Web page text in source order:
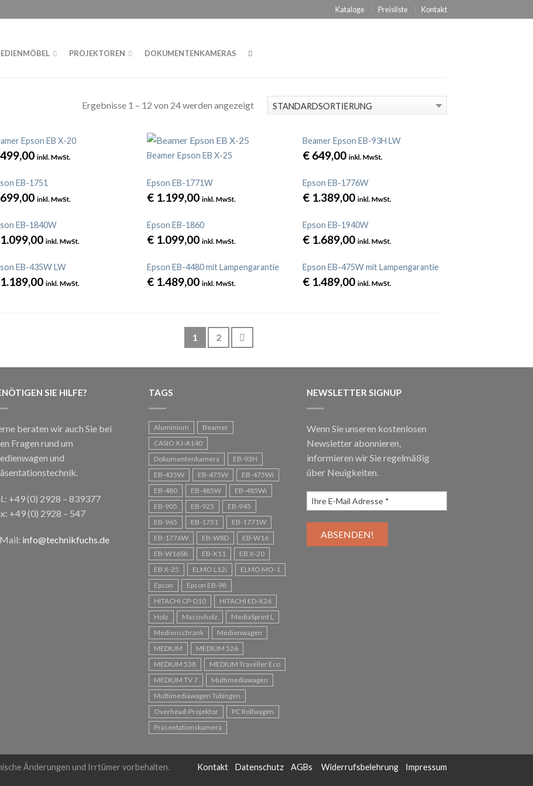
Kataloge Preisliste Kontakt
PROJEKTOREN DOKUMENTENKAMERAS
Ergebnisse 1 – 12 von 24 werden angezeigt
Epson EB X-20
499,00 inkl. MwSt. Beamer Epson EB X-25
Beamer Epson EB-93H LW
€ 649,00 inkl. MwSt.
EB-1751
699,00 inkl. MwSt.
Epson EB-1771W
€1.199,00 inkl. MwSt.
Epson EB-1776W
€ 1.389,00 inkl. MwSt.
EB-1840W
1.099,00 inkl. MwSt.
Epson EB-1860
€1.099,00 inkl. MwSt.
Epson EB-1940W
€ 1.689,00 inkl. MwSt.
EB-435W LW
1.189,00 inkl. MwSt.
Epson EB-4480 mit Lampengarantie
€1.489,00 inkl. MwSt.
Epson EB-475W mit Lampengarantie
€ 1.489,00 inkl. MwSt.
1 2
SIE HILFE?
beraten wir auch Sie bei
Fragen rund um
und
+49 (0) 2928 – 839377
+49 (0) 2928 – 547
info@technikfuchs.de
TAGS
Aluminium
Beamer
CASIO XJ-A140
Dokumentenkamera
EB-93H
EB-435W
EB-475W
EB-475Wi
EB-480
EB-485W
EB-485Wi
EB-905
EB-925
EB-945
EB-965
EB-1751
EB-1771W
EB-1776W
EB-W8D
EB-W16
EB-W16SK
EB-X11
EB X-20
EB X-25
ELMO L12i
ELMO MO-1
Epson
Epson EB-98
HITACHI CP-D10
HITACHI ED-X26
Holz
Massivholz
MediaSprint L
Medienschrank
Medienwagen
MEDIUM
MEDIUM 526
MEDIUM 538
MEDIUM Traveller Eco
MEDIUM TV 7
Multimediawagen
Multimediawagen Tübingen
Overhead-Projektor
PC Rollwagen
Präsentationskamera
NEWSLETTER SIGNUP
Wenn Sie unseren kostenlosen
Newsletter abonnieren,
informieren wir Sie regelmäßig
über Neuigkeiten.
Änderungen und Irrtümer vorbehalten. Kontakt Datenschutz AGBs Widerrufsbelehrung Impressum
ICH BIN EINVERSTANDEN